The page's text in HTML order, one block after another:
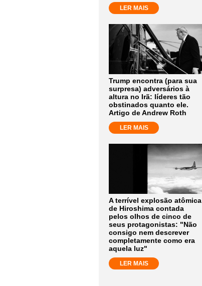
LER MAIS
Trump encontra (para sua
surpresa) adversários à
altura no Irã: líderes tão
obstinados quanto ele.
Artigo de Andrew Roth
LER MAIS
A terrível explosão atômica
de Hiroshima contada
pelos olhos de cinco de
seus protagonistas: "Não
consigo nem descrever
completamente como era
aquela luz"
LER MAIS